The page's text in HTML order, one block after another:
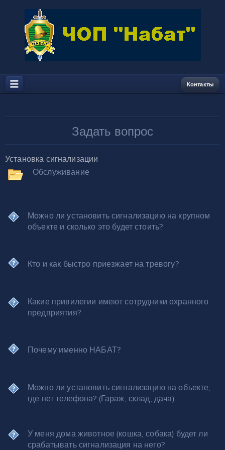
НАБАТ
Контакты
Задать вопрос
Установка сигнализации
Обслуживание
Можно ли установить сигнализацию на крупном
объекте и сколько это будет стоить?
Кто и как быстро приезжает на тревогу?
Какие привилегии имеют сотрудники охранного
предприятия?
Почему именно НАБАТ?
Можно ли установить сигнализацию на объекте,
где нет телефона? (Гараж, склад, дача)
У меня дома животное (кошка, собака) будет ли
срабатывать сигнализация на него?